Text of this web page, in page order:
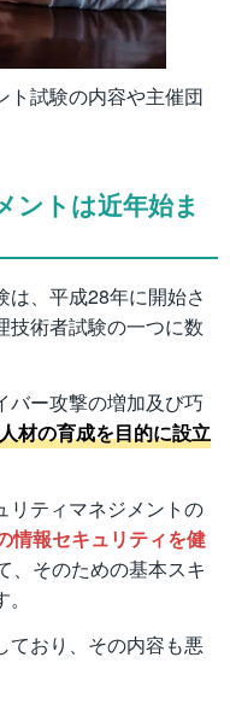
ト試験の内容や主催団
ントは近年始ま
、平成28年に開始さ
技術者試験の一つに数
バー攻撃の増加及び巧
材の育成を目的に設立
リティマネジメントの
情報セキュリティを健
、そのための基本スキ
ており、その内容も悪